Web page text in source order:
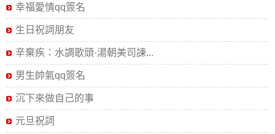
幸福愛情qq簽名
生日祝詞朋友
辛棄疾：水調歌頭·湯朝美司諫...
男生帥氣qq簽名
沉下來做自己的事
元旦祝詞